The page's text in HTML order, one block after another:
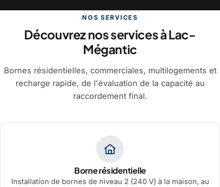
NOS SERVICES
Découvrez nos services à Lac-
Mégantic
Bornes résidentielles, commerciales, multilogements et
recharge rapide, de l'évaluation de la capacité au
raccordement final.
Borne résidentielle
Installation de bornes de niveau 2 (240 V) à la maison, au